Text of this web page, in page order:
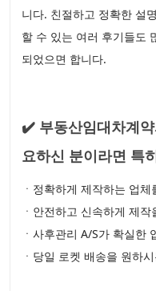
니다. 친절하고 정확한 설
할 수 있는 여러 후기들도
되었으면 합니다.
✔️ 부동산임대차계
요하신 분이라면 특
ㆍ정확하게 제작하는 업
ㆍ안전하고 신속하게 제
ㆍ사후관리 A/S가 확실한
ㆍ당일 로켓 배송을 원하